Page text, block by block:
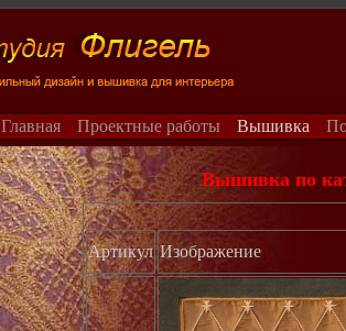
Главная Проектные работы Вышивка
Вышивка по
Артикул Изображение